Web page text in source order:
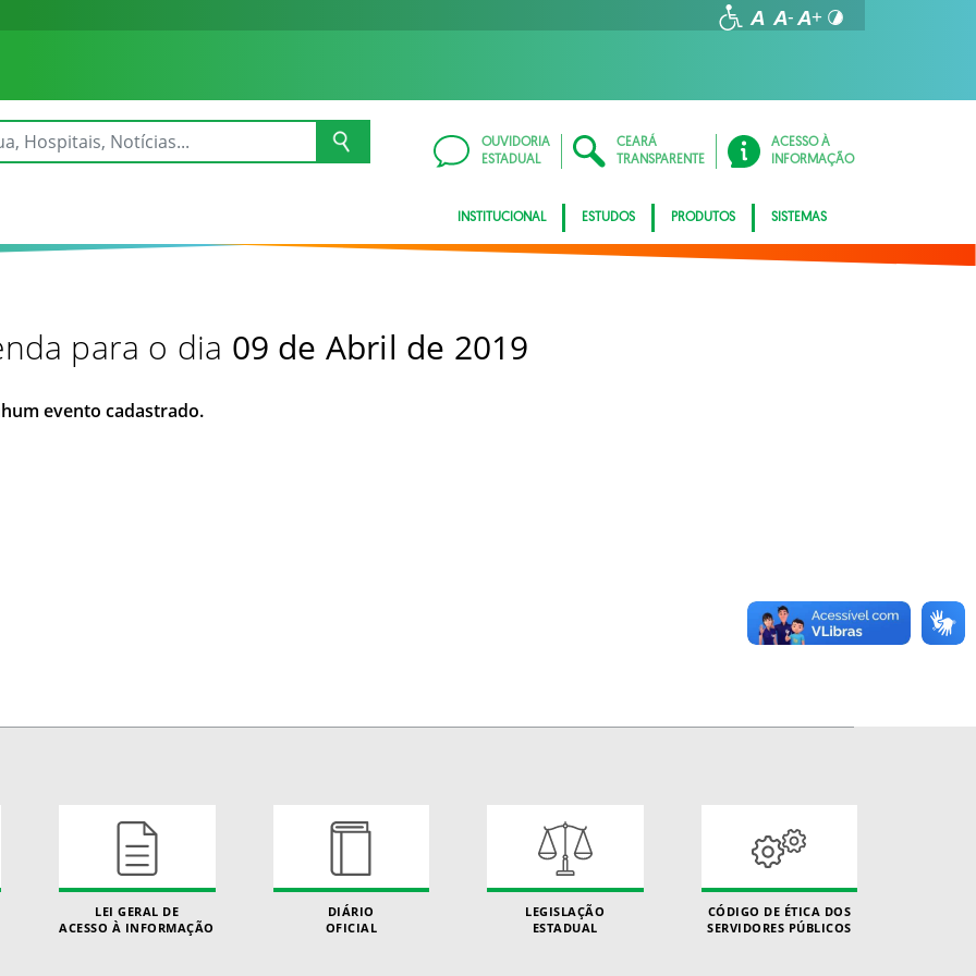
OUVIDORIA
ESTADUAL
CEARÁ
TRANSPARENTE
ACESSO À
INFORMAÇÃO
INSTITUCIONAL ESTUDOS PRODUTOS SISTEMAS
para o dia 09 de Abril de 2019
evento cadastrado.
LEI GERAL DE
ACESSO À INFORMAÇÃO
DIÁRIO
OFICIAL
LEGISLAÇÃO
ESTADUAL
CÓDIGO DE ÉTICA DOS
SERVIDORES PÚBLICOS